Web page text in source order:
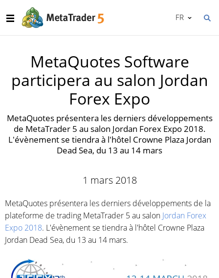
FR
MetaQuotes Software
participera au salon Jordan
Forex Expo
MetaQuotes présentera les derniers développements
de MetaTrader 5 au salon Jordan Forex Expo 2018.
L'évènement se tiendra à l'hôtel Crowne Plaza Jordan
Dead Sea, du 13 au 14 mars
1 mars 2018
MetaQuotes présentera les derniers développements de la
plateforme de trading MetaTrader 5 au salon Jordan Forex
Expo 2018. L'évènement se tiendra à l'hôtel Crowne Plaza
Jordan Dead Sea, du 13 au 14 mars.